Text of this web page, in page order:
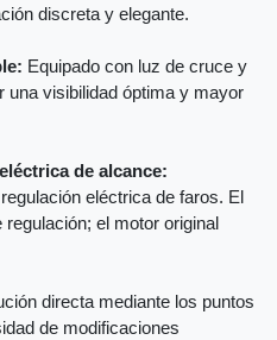
discreta y elegante.
Equipado con luz de cruce y
una visibilidad óptima y mayor
de alcance:
eléctrica de faros. El
el motor original
directa mediante los puntos
de modificaciones